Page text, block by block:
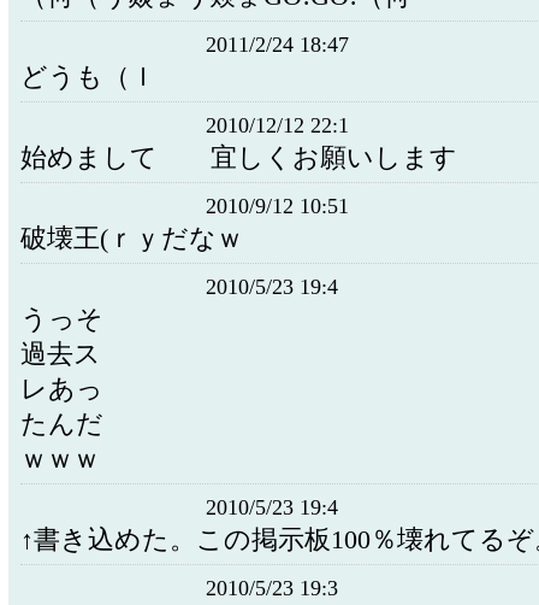
2011/2/24 18:47
どうも（ｌ
2010/12/12 22:1
始めまして 宜しくお願いします
2010/9/12 10:51
破壊王(ｒｙだなｗ
2010/5/23 19:4
うっそ
過去ス
レあっ
たんだ
ｗｗｗ
2010/5/23 19:4
↑書き込めた。この掲示板100％壊れてる
2010/5/23 19:3